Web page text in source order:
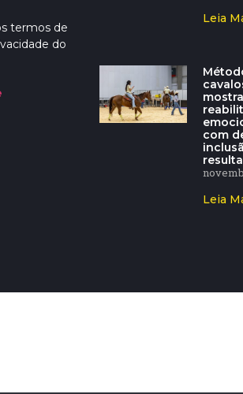
termos de
do
Leia
com
Leia